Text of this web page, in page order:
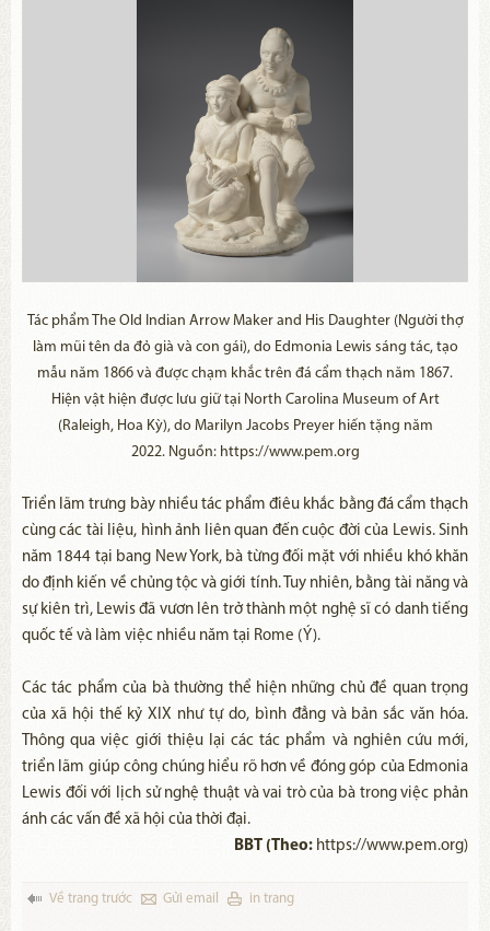
Tác phẩm The Old Indian Arrow Maker and His Daughter (Người thợ
làm mũi tên da đỏ già và con gái), do Edmonia Lewis sáng tác, tạo
mẫu năm 1866 và được chạm khắc trên đá cẩm thạch năm 1867.
Hiện vật hiện được lưu giữ tại North Carolina Museum of Art
(Raleigh, Hoa Kỳ), do Marilyn Jacobs Preyer hiến tặng năm
2022. Nguồn: https://www.pem.org
Triển lãm trưng bày nhiều tác phẩm điêu khắc bằng đá cẩm thạch
cùng các tài liệu, hình ảnh liên quan đến cuộc đời của Lewis. Sinh
năm 1844 tại bang New York, bà từng đối mặt với nhiều khó khăn
do định kiến về chủng tộc và giới tính. Tuy nhiên, bằng tài năng và
sự kiên trì, Lewis đã vươn lên trở thành một nghệ sĩ có danh tiếng
quốc tế và làm việc nhiều năm tại Rome (Ý).
Các tác phẩm của bà thường thể hiện những chủ đề quan trọng
của xã hội thế kỷ XIX như tự do, bình đẳng và bản sắc văn hóa.
Thông qua việc giới thiệu lại các tác phẩm và nghiên cứu mới,
triển lãm giúp công chúng hiểu rõ hơn về đóng góp của Edmonia
Lewis đối với lịch sử nghệ thuật và vai trò của bà trong việc phản
ánh các vấn đề xã hội của thời đại.
BBT (Theo: https://www.pem.org)
Về trang trước Gửi email in trang